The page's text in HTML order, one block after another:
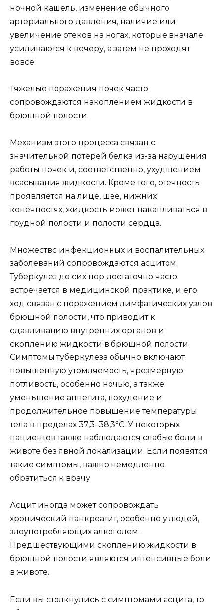
ночной кашель, изменение обычного
артериального давления, наличие или
увеличение отеков на ногах, которые вначале
усиливаются к вечеру, а затем не проходят
вовсе.
Тяжелые поражения почек часто
сопровождаются накоплением жидкости в
брюшной полости.
Механизм этого процесса связан с
значительной потерей белка из-за нарушения
работы почек и, соответственно, ухудшением
всасывания жидкости. Кроме того, отечность
проявляется на лице, шее, нижних
конечностях, жидкость может накапливаться в
грудной полости и полости сердца.
Множество инфекционных и воспалительных
заболеваний сопровождаются асцитом.
Туберкулез до сих пор достаточно часто
встречается в медицинской практике, и его
ход связан с поражением лимфатических узлов
брюшной полости, что приводит к
сдавливанию внутренних органов и
скоплению жидкости в брюшной полости.
Симптомы туберкулеза обычно включают
повышенную утомляемость, чрезмерную
потливость, особенно ночью, а также
уменьшение аппетита, похудение и
продолжительное повышение температуры
тела в пределах 37,3–38,3°С. У некоторых
пациентов также наблюдаются слабые боли в
животе без явной локализации. Если появятся
такие симптомы, важно немедленно
обратиться к врачу.
Асцит иногда может сопровождать
хронический панкреатит, особенно у людей,
злоупотребляющих алкоголем.
Предшествующими скоплению жидкости в
брюшной полости являются интенсивные боли
в животе.
Если вы столкнулись с симптомами асцита, то